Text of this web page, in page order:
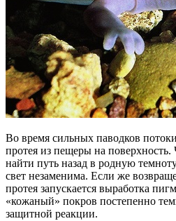
Во время сильных паводков
протея из пещеры на поверхность.
найти путь назад в родную
свет незаменима. Если же
протея запускается выработка
«кожаный» покров постепенно
защитной реакции.